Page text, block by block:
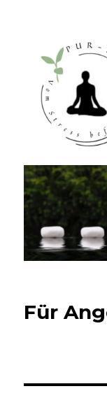
PUR
befreit
Für